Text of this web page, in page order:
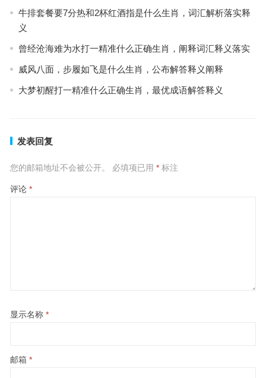
牛排套餐要7分热和2杯红酒指是什么生肖，词汇解析落实释
义
曾经沧海难为水打一精准什么正确生肖，阐释词汇释义落实
威风八面，步履如飞是什么生肖，公布解答释义阐释
大梦初醒打一精准什么正确生肖，最优成语解答释义
发表回复
您的邮箱地址不会被公开。 必填项已用 *标注
评论 *
显示名称 *
邮箱 *